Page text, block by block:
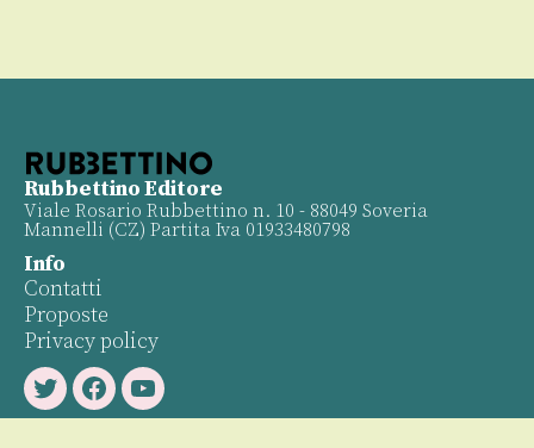
Rubbettino Editore
Viale Rosario Rubbettino n. 10 - 88049 Soveria
Mannelli (CZ) Partita Iva 01933480798
Info
Contatti
Proposte
Privacy policy
TwitterFacebookYoutube